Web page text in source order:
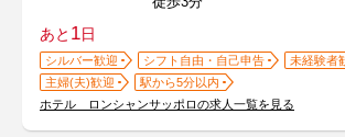
あと 1日
シルバー歓迎 シフト自由・自己申告
未経験者
主婦(夫)歓迎
駅から5分以内
ホテル ロンシャンサッポロの求人一覧を見る